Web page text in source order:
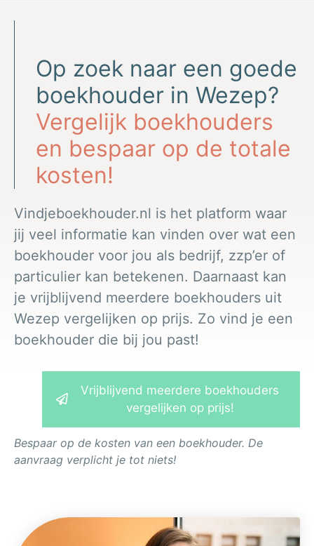
Op zoek naar een goede
boekhouder in Wezep?
Vergelijk boekhouders
en bespaar op de totale
kosten!
Vindjeboekhouder.nl is het platform waar
jij veel informatie kan vinden over wat een
boekhouder voor jou als bedrijf, zzp’er of
particulier kan betekenen. Daarnaast kan
je vrijblijvend meerdere boekhouders uit
Wezep vergelijken op prijs. Zo vind je een
boekhouder die bij jou past!
Vrijblijvend meerdere boekhouders
vergelijken op prijs!
Bespaar op de kosten van een boekhouder. De
aanvraag verplicht je tot niets!